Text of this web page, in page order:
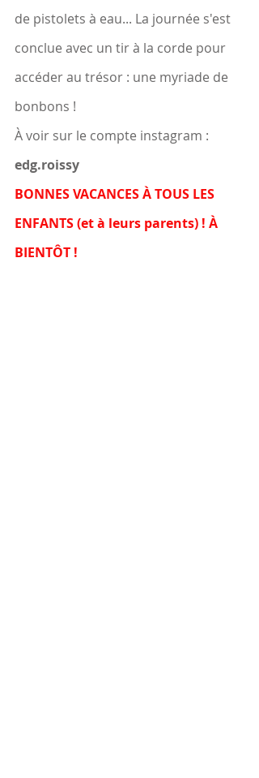
de pistolets à eau... La journée s'est
conclue avec un tir à la corde pour
accéder au trésor : une myriade de
bonbons !
À voir sur le compte instagram :
edg.roissy
BONNES VACANCES À TOUS LES
ENFANTS (et à leurs parents) ! À
BIENTÔT !